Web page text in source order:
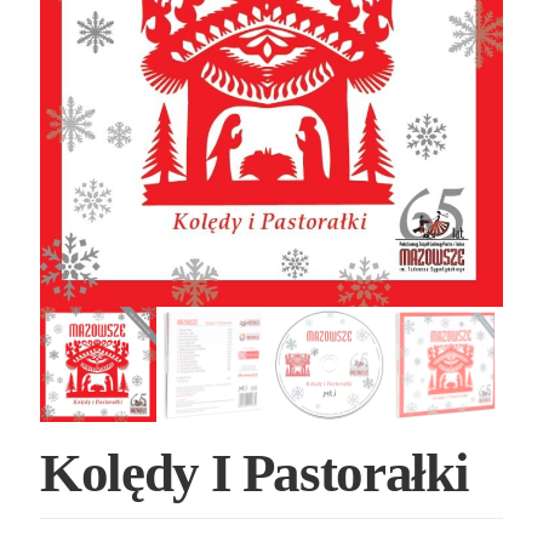
Kolędy I Pastorałki